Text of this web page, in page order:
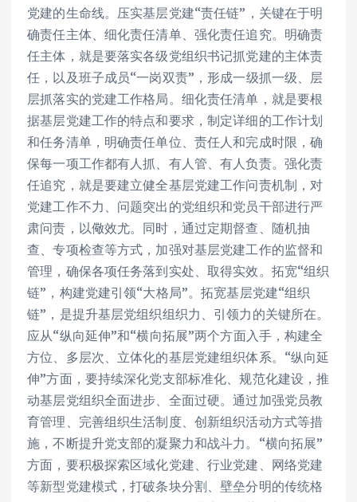
党建的生命线。压实基层党建“责任链”，关键在于明
确责任主体、细化责任清单、强化责任追究。明确责
任主体，就是要落实各级党组织书记抓党建的主体责
任，以及班子成员“一岗双责”，形成一级抓一级、层
层抓落实的党建工作格局。细化责任清单，就是要根
据基层党建工作的特点和要求，制定详细的工作计划
和任务清单，明确责任单位、责任人和完成时限，确
保每一项工作都有人抓、有人管、有人负责。强化责
任追究，就是要建立健全基层党建工作问责机制，对
党建工作不力、问题突出的党组织和党员干部进行严
肃问责，以儆效尤。同时，通过定期督查、随机抽
查、专项检查等方式，加强对基层党建工作的监督和
管理，确保各项任务落到实处、取得实效。拓宽“组织
链”，构建党建引领“大格局”。拓宽基层党建“组织
链”，是提升基层党组织组织力、引领力的关键所在。
应从“纵向延伸”和“横向拓展”两个方面入手，构建全
方位、多层次、立体化的基层党建组织体系。“纵向延
伸”方面，要持续深化党支部标准化、规范化建设，推
动基层党组织全面进步、全面过硬。通过加强党员教
育管理、完善组织生活制度、创新组织活动方式等措
施，不断提升党支部的凝聚力和战斗力。“横向拓展”
方面，要积极探索区域化党建、行业党建、网络党建
等新型党建模式，打破条块分割、壁垒分明的传统格